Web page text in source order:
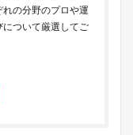
の分野のプロや運
ついて厳選してご